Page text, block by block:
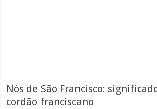
Nós de São Francisco:
cordão franciscano